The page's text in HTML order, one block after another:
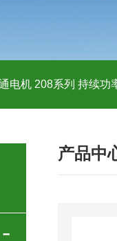
电机 208系列 持续功
电机MTES 132SB/2
电机MTES 160MA/2
产品中